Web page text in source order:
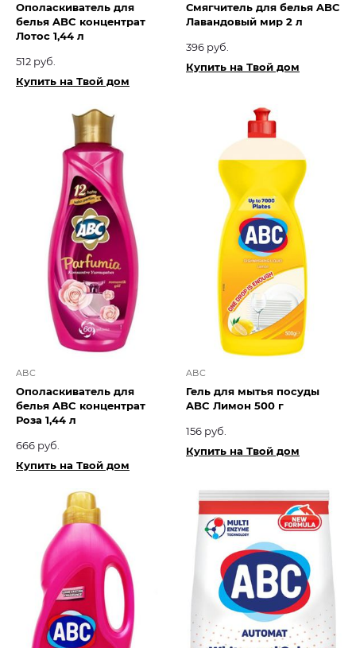
Ополаскиватель для
белья ABC концентрат
Лотос 1,44 л
512 руб.
Купить на Твой дом
Смягчитель для белья ABC
Лавандовый мир 2 л
396 руб.
Купить на Твой дом
ABC
Ополаскиватель для
белья ABC концентрат
Роза 1,44 л
666 руб.
Купить на Твой дом
ABC
Гель для мытья посуды
ABC Лимон 500 г
156 руб.
Купить на Твой дом